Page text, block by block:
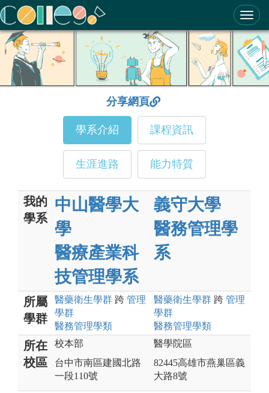
ColleGo! 大學選才與高中育才輔助系統
分享網頁
學系介紹 課程資訊
生涯進路 能力特質
我的
學系
中山醫學大
學
醫療產業科
技管理學系
義守大學
醫務管理學
系
所屬
學群
醫藥衛生學群 跨 管理
學群
醫務管理學類
醫藥衛生學群 跨 管理
學群
醫務管理學類
所在
校區
校本部
台中市南區建國北路
一段110號
醫學院區
82445高雄市燕巢區義
大路8號